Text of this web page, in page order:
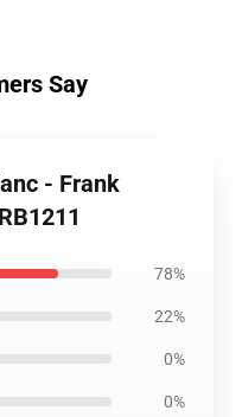
Say
- Frank
78%
22%
0%
0%